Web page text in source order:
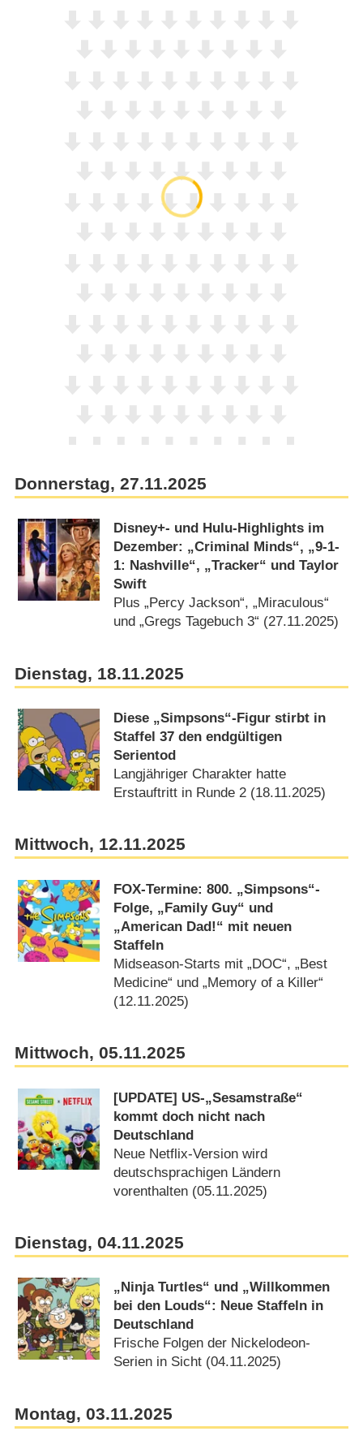
Donnerstag, 27.11.2025
Disney+- und Hulu-Highlights im
Dezember: „Criminal Minds“, „9-1-
1: Nashville“, „Tracker“ und Taylor
Swift
Plus „Percy Jackson“, „Miraculous“
und „Gregs Tagebuch 3“ (27.11.2025)
Dienstag, 18.11.2025
Diese „Simpsons“-Figur stirbt in
Staffel 37 den endgültigen
Serientod
Langjähriger Charakter hatte
Erstauftritt in Runde 2 (18.11.2025)
Mittwoch, 12.11.2025
FOX-Termine: 800. „Simpsons“-
Folge, „Family Guy“ und
„American Dad!“ mit neuen
Staffeln
Midseason-Starts mit „DOC“, „Best
Medicine“ und „Memory of a Killer“
(12.11.2025)
Mittwoch, 05.11.2025
[UPDATE] US-„Sesamstraße“
kommt doch nicht nach
Deutschland
Neue Netflix-Version wird
deutschsprachigen Ländern
vorenthalten (05.11.2025)
Dienstag, 04.11.2025
„Ninja Turtles“ und „Willkommen
bei den Louds“: Neue Staffeln in
Deutschland
Frische Folgen der Nickelodeon-
Serien in Sicht (04.11.2025)
Montag, 03.11.2025